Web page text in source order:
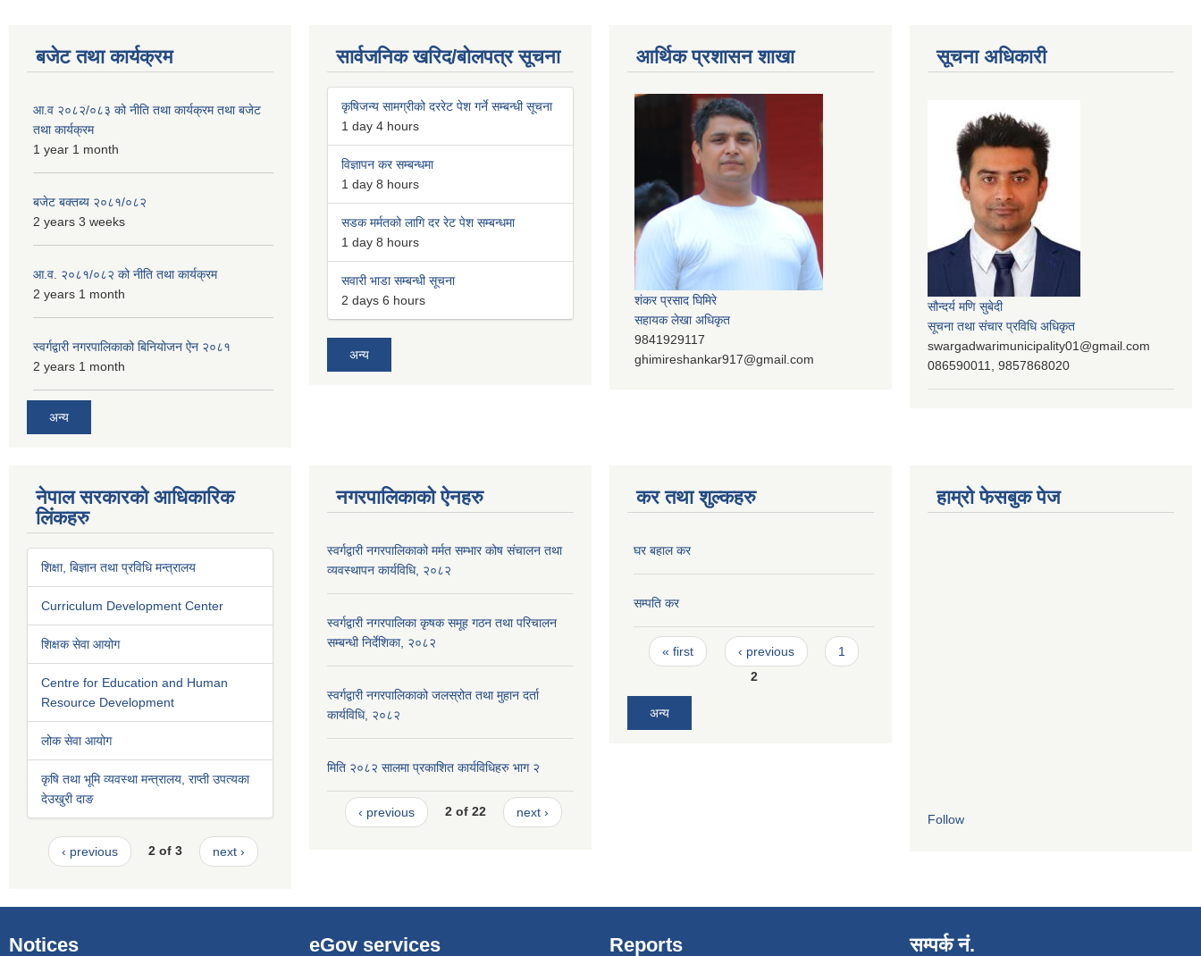
बजेट तथा कार्यक्रम
आ.व २०८२/०८३ को नीति तथा कार्यक्रम तथा बजेट
तथा कार्यक्रम
1 year 1 month
बजेट बक्तब्य २०८१/०८२
2 years 3 weeks
आ.व. २०८१/०८२ को नीति तथा कार्यक्रम
2 years 1 month
स्वर्गद्वारी नगरपालिकाको बिनियोजन ऐन २०८१
2 years 1 month
अन्य
सार्वजनिक खरिद/बोलपत्र सूचना
कृषिजन्य सामग्रीको दररेट पेश गर्ने सम्बन्धी सूचना
1 day 4 hours
विज्ञापन कर सम्बन्धमा
1 day 8 hours
सडक मर्मतको लागि दर रेट पेश सम्बन्धमा
1 day 8 hours
सवारी भाडा सम्बन्धी सूचना
2 days 6 hours
अन्य
आर्थिक प्रशासन शाखा
शंकर प्रसाद घिमिरे
सहायक लेखा अधिकृत
9841929117
ghimireshankar917@gmail.com
सूचना अधिकारी
सौन्दर्य मणि सुबेदी
सूचना तथा संचार प्रविधि अधिकृत
swargadwarimunicipality01@gmail.com
086590011, 9857868020
नेपाल सरकारको आधिकारिक
लिंकहरु
शिक्षा, बिज्ञान तथा प्रविधि मन्त्रालय
Curriculum Development Center
शिक्षक सेवा आयोग
Centre for Education and Human
Resource Development
लोक सेवा आयोग
कृषि तथा भूमि व्यवस्था मन्त्रालय, राप्ती उपत्यका
देउखुरी दाङ
‹ previous 2 of 3 next ›
नगरपालिकाको ऐनहरु
स्वर्गद्वारी नगरपालिकाको मर्मत सम्भार कोष संचालन तथा
व्यवस्थापन कार्यविधि, २०८२
स्वर्गद्वारी नगरपालिका कृषक समूह गठन तथा परिचालन
सम्बन्धी निर्देशिका, २०८२
स्वर्गद्वारी नगरपालिकाको जलस्रोत तथा मुहान दर्ता
कार्यविधि, २०८२
मिति २०८२ सालमा प्रकाशित कार्यविधिहरु भाग २
‹ previous 2 of 22 next ›
कर तथा शुल्कहरु
घर बहाल कर
सम्पति कर
Pages
« first ‹ previous
1
2
अन्य
हाम्रो फेसबुक पेज
Follow
Notices eGov services Reports सम्पर्क नं.